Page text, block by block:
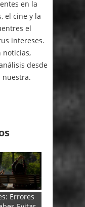
en la
el cine y la
el
intereses.
noticias,
desde
nuestra.
Errores